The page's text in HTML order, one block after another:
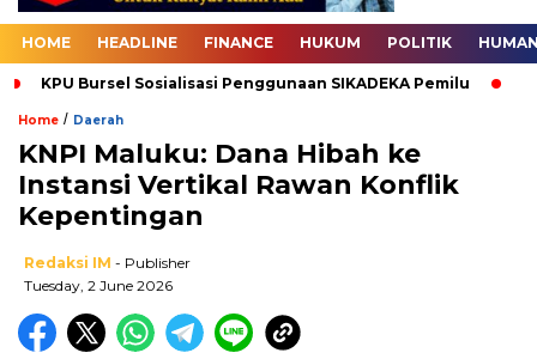
HOME HEADLINE FINANCE HUKUM POLITIK
Bursel Sosialisasi Penggunaan SIKADEKA Pemilu
Home / Daerah
KNPI Maluku: Dana Hibah ke
Instansi Vertikal Rawan Konflik
Kepentingan
Redaksi IM - Publisher
Tuesday, 2 June 2026